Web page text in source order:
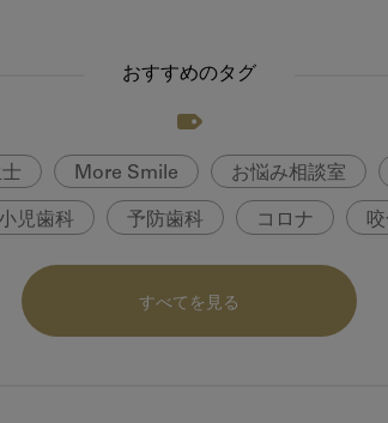
おすすめのタグ
More Smile お悩み相談室
児歯科 予防歯科 コロナ
科歯科連携 口腔機能発達不全症
感染予防 いま○○
すべてを見る